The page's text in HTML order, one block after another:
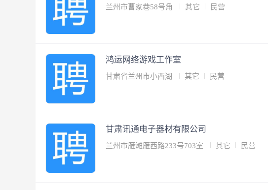
兰州市曹家巷58号角 其它 民营
鸿运网络游戏工作室
甘肃省兰州市小西湖 其它 民营
甘肃讯通电子器材有限公司
兰州市雁滩雁西路233号703室 其它 民营